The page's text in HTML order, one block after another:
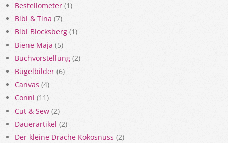
Bestellometer (1)
Bibi & Tina (7)
Bibi Blocksberg (1)
Biene Maja (5)
Buchvorstellung (2)
Bügelbilder (6)
Canvas (4)
Conni (11)
Cut & Sew (2)
Dauerartikel (2)
Der kleine Drache Kokosnuss (2)